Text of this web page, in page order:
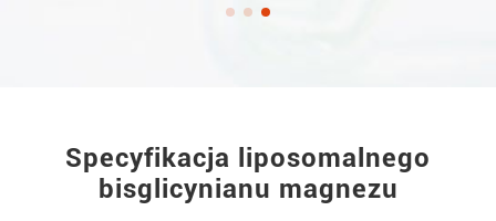
Specyfikacja liposomalnego
bisglicynianu magnezu